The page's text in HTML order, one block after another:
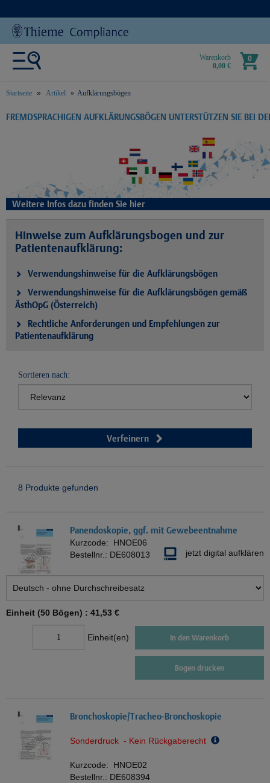
Warenkorb
0,00 €
0
Startseite Artikel Aufklärungsbögen
text.skipToContent
text.skipToNavigation
FREMDSPRACHIGEN AUFKLÄRUNGSBÖGEN UNTERSTÜTZEN SIE BEI
Weitere Infos dazu finden Sie hier
Hinweise zum Aufklärungsbogen und zur
Patientenaufklärung:
Verwendungshinweise für die Aufklärungsbögen
Verwendungshinweise für die Aufklärungsbögen gemäß
ÄsthOpG (Österreich)
Rechtliche Anforderungen und Empfehlungen zur
Patientenaufklärung
Sortieren nach:
Verfeinern
8 Produkte gefunden
Panendoskopie, ggf. mit Gewebeentnahme
Kurzcode: HNOE06
Bestellnr.: DE608013 jetzt digital aufklären
Einheit (50 Bögen) : 41,53 €
Einheit(en) In den Warenkorb
Bogen drucken
Bronchoskopie/Tracheo-Bronchoskopie
Sonderdruck - Kein Rückgaberecht
Kurzcode: HNOE02
Bestellnr.: DE608394